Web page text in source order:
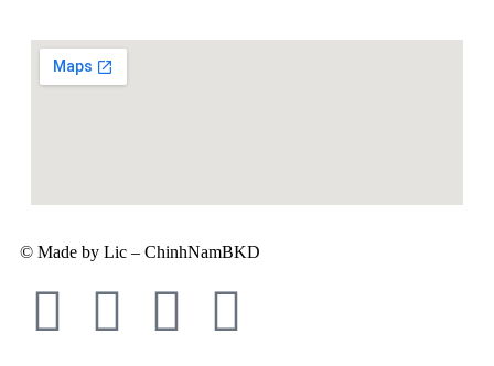
© Made by Lic – ChinhNamBKD